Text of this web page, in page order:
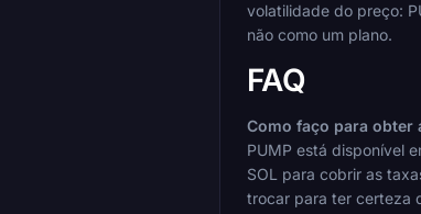
volatilidade do preço:
não como um plano.
FAQ
Como faço para obter
PUMP está disponível
SOL para cobrir as
trocar para ter certeza